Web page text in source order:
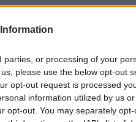
or processing of your
please use the below opt-out
opt-out request is processed
information utilized by us
opt-out. You may separately